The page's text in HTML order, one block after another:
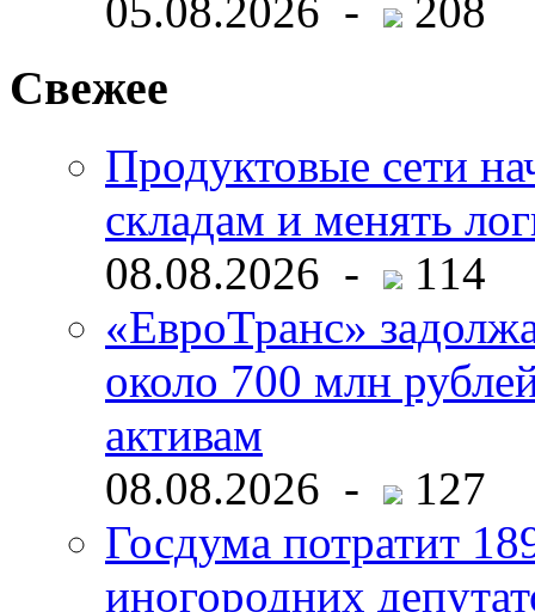
05.08.2026 - 208
Свежее
Продуктовые сети
складам и менять
08.08.2026 -
114
«ЕвроТранс»
около 700 млн
активам
08.08.2026 -
127
Госдума потратит
иногородних